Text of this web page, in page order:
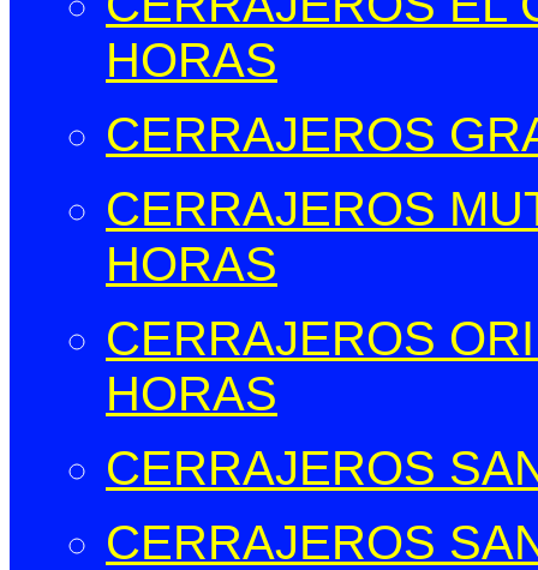
HORAS
CERRAJEROS
CERRAJEROS
HORAS
CERRAJEROS
HORAS
CERRAJEROS
CERRAJEROS